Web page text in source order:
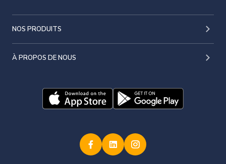
NOS PRODUITS
À PROPOS DE NOUS